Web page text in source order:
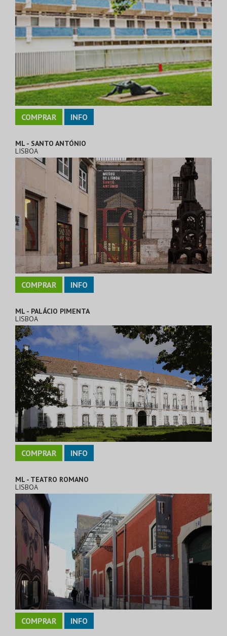
COMPRAR INFO
ML - SANTO ANTÓNIO
LISBOA
COMPRAR INFO
ML - PALÁCIO PIMENTA
LISBOA
COMPRAR INFO
ML - TEATRO ROMANO
LISBOA
COMPRAR INFO